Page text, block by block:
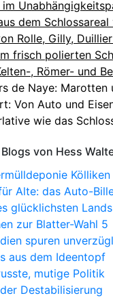
dem Schlossareal
Rolle, Gilly,
frisch polierten
, Römer- und
de Naye: Marotten
Von Auto und
wie das
von Hess
Kölliken
Alte: das Auto-
glücklichsten Lands
zur Blatter-Wahl 5
spuren
aus dem Ideentopf
mutige Politik
Destabilisierung